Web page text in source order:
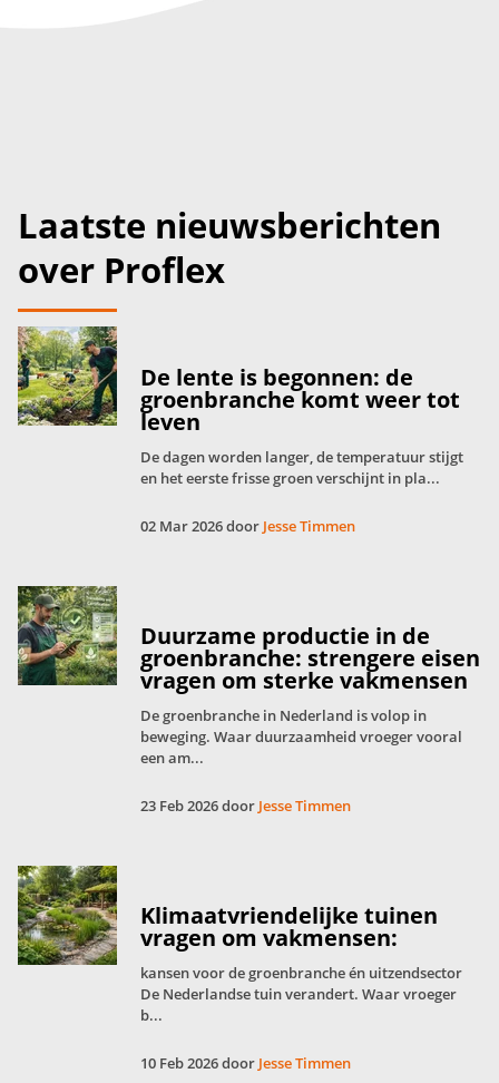
Laatste nieuwsberichten
over Proflex
De lente is begonnen: de
groenbranche komt weer tot
leven
De dagen worden langer, de temperatuur stijgt
en het eerste frisse groen verschijnt in pla...
02 Mar 2026 door Jesse Timmen
Duurzame productie in de
groenbranche: strengere eisen
vragen om sterke vakmensen
De groenbranche in Nederland is volop in
beweging. Waar duurzaamheid vroeger vooral
een am...
23 Feb 2026 door Jesse Timmen
Klimaatvriendelijke tuinen
vragen om vakmensen:
kansen voor de groenbranche én uitzendsector
De Nederlandse tuin verandert. Waar vroeger
b...
10 Feb 2026 door Jesse Timmen